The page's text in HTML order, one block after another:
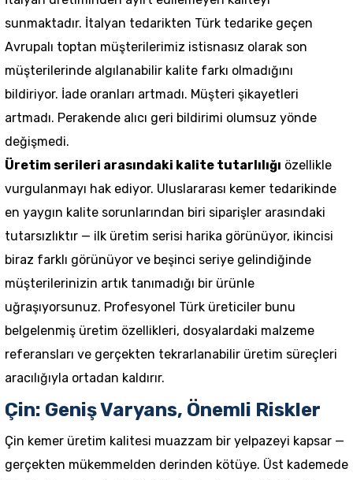
sunmaktadır. İtalyan tedarikten Türk tedarike geçen
Avrupalı toptan müşterilerimiz istisnasız olarak son
müşterilerinde algılanabilir kalite farkı olmadığını
bildiriyor. İade oranları artmadı. Müşteri şikayetleri
artmadı. Perakende alıcı geri bildirimi olumsuz yönde
değişmedi.
Üretim serileri arasındaki kalite tutarlılığı özellikle
vurgulanmayı hak ediyor. Uluslararası kemer tedarikinde
en yaygın kalite sorunlarından biri siparişler arasındaki
tutarsızlıktır — ilk üretim serisi harika görünüyor, ikincisi
biraz farklı görünüyor ve beşinci seriye gelindiğinde
müşterilerinizin artık tanımadığı bir ürünle
uğraşıyorsunuz. Profesyonel Türk üreticiler bunu
belgelenmiş üretim özellikleri, dosyalardaki malzeme
referansları ve gerçekten tekrarlanabilir üretim süreçleri
aracılığıyla ortadan kaldırır.
Çin: Geniş Varyans, Önemli Riskler
Çin kemer üretim kalitesi muazzam bir yelpazeyi kapsar —
gerçekten mükemmelden derinden kötüye. Üst kademede